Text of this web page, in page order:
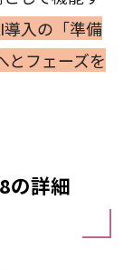
導入の「準備
とフェーズを
の詳細